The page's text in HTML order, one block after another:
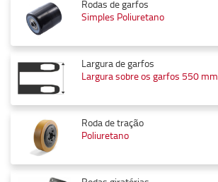
Rodas de garfos
Simples Poliuretano
Largura de garfos
Largura sobre os garfos 550 mm
Roda de tração
Poliuretano